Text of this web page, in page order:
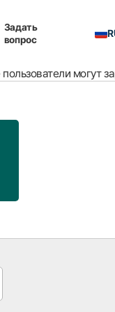
Задать
вопрос
могут